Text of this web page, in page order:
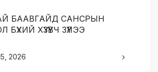
БААВГАЙД САНСРЫН
ХҮЗҮҮВЧ ЗҮҮЛЭЭ
2026